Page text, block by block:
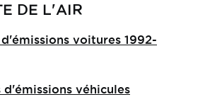
DE L'AIR
d'émissions voitures 1992-
d'émissions véhicules